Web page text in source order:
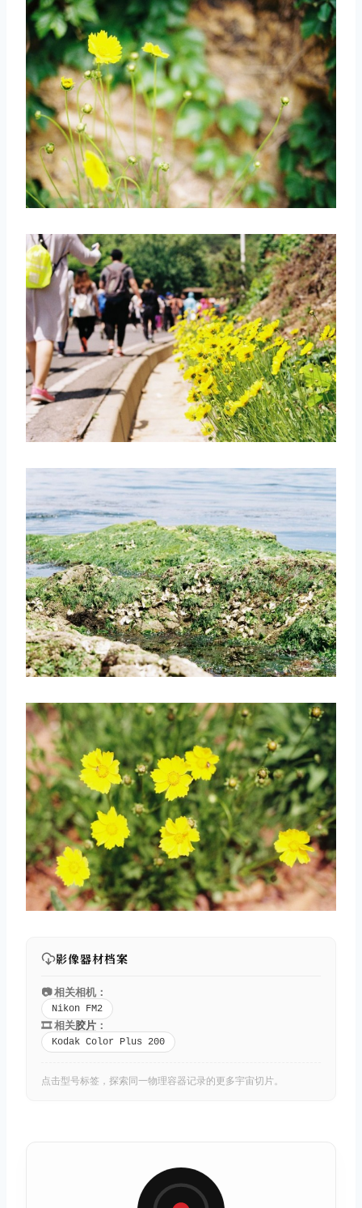
影像器材档案
📷 相关相机：
Nikon FM2
🎞️ 相关胶片 ：
Kodak Color Plus 200
点击型号标签，探索同一物理容器记录的更多宇宙切片。
取消 搜索